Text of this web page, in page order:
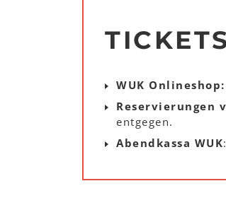
WUK Onlineshop:
Reservierungen
entgegen.
Abendkassa WUK